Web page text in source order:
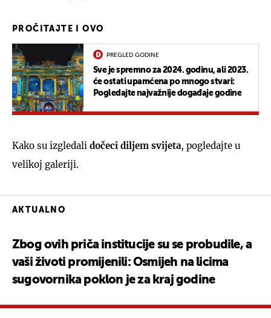
PROČITAJTE I OVO
PREGLED GODINE
Sve je spremno za 2024. godinu, ali 2023.
će ostati upamćena po mnogo stvari:
Pogledajte najvažnije događaje godine
Kako su izgledali dočeci diljem svijeta, pogledajte u
velikoj galeriji.
AKTUALNO
Zbog ovih priča institucije su se probudile, a
vaši životi promijenili: Osmijeh na licima
sugovornika poklon je za kraj godine